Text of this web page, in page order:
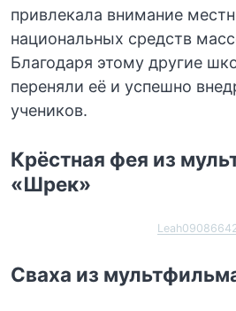
привлекала внимание
национальных средств
Благодаря этому другие
переняли её и успешно
учеников.
Крёстная фея из
«Шрек»
Сваха из